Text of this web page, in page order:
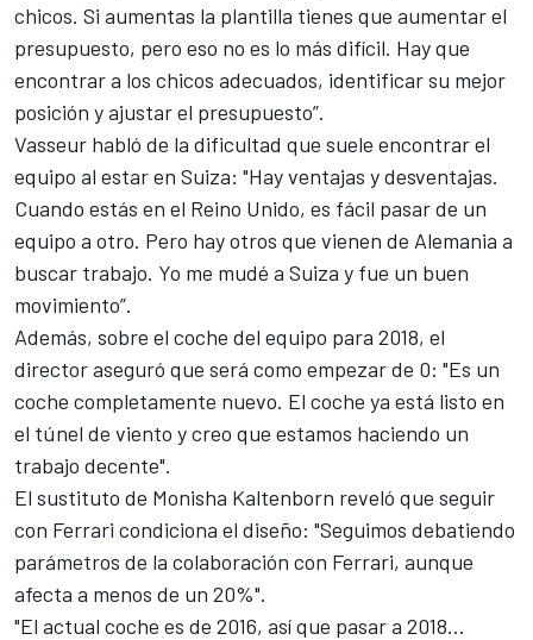
chicos. Si aumentas la plantilla tienes que aumentar el
presupuesto, pero eso no es lo más difícil. Hay que
encontrar a los chicos adecuados, identificar su mejor
posición y ajustar el presupuesto”.
Vasseur habló de la dificultad que suele encontrar el
equipo al estar en Suiza: "Hay ventajas y desventajas.
Cuando estás en el Reino Unido, es fácil pasar de un
equipo a otro. Pero hay otros que vienen de Alemania a
buscar trabajo. Yo me mudé a Suiza y fue un buen
movimiento”.
Además, sobre el coche del equipo para 2018, el
director aseguró que será como empezar de 0: "Es un
coche completamente nuevo. El coche ya está listo en
el túnel de viento y creo que estamos haciendo un
trabajo decente".
El sustituto de Monisha Kaltenborn reveló que seguir
con Ferrari condiciona el diseño: "Seguimos debatiendo
parámetros de la colaboración con Ferrari, aunque
afecta a menos de un 20%".
"El actual coche es de 2016, así que pasar a 2018...